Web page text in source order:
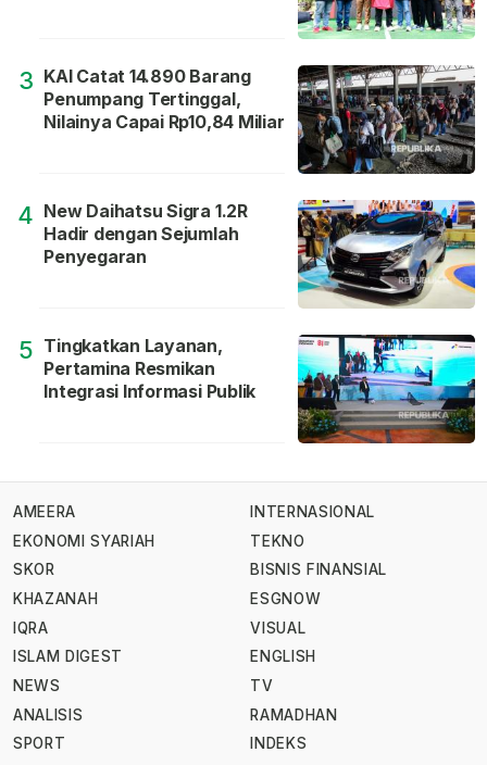
3 KAI Catat 14.890 Barang
Penumpang Tertinggal,
Nilainya Capai Rp10,84 Miliar
4 New Daihatsu Sigra 1.2R
Hadir dengan Sejumlah
Penyegaran
5 Tingkatkan Layanan,
Pertamina Resmikan
Integrasi Informasi Publik
AMEERA
EKONOMI SYARIAH
SKOR
KHAZANAH
IQRA
ISLAM DIGEST
NEWS
ANALISIS
SPORT
INTERNASIONAL
TEKNO
BISNIS FINANSIAL
ESGNOW
VISUAL
ENGLISH
TV
RAMADHAN
INDEKS